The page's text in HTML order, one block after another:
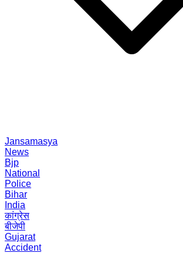
Jansamasya
News
Bjp
National
Police
Bihar
India
कांग्रेस
बीजेपी
Gujarat
Accident